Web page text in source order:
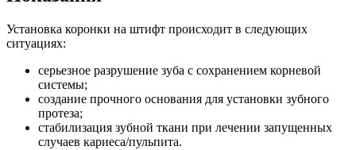
Установка коронки на штифт происходит в следующих
ситуациях:
серьезное разрушение зуба с сохранением корневой
системы;
создание прочного основания для установки зубного
протеза;
стабилизация зубной ткани при лечении запущенных
случаев кариеса/пульпита.